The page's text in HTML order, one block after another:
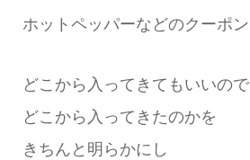
ホットペッパーなどのクーポン
どこから入ってきてもいいので
どこから入ってきたのかを
きちんと明らかにし